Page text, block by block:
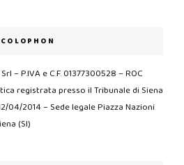
COLOPHON
– P.IVA e C.F. 01377300528 – ROC
registrata presso il Tribunale di Siena
04/2014 – Sede legale Piazza Nazioni
(SI)